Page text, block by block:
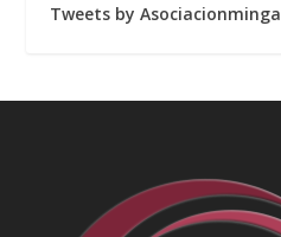
Tweets by Asociacionminga